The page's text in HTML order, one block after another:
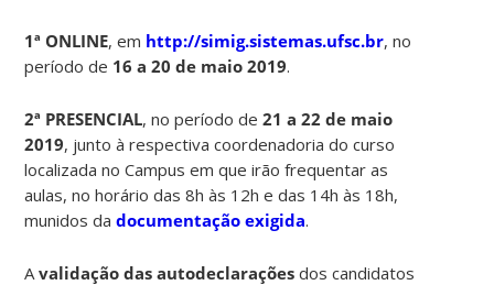
1ª ONLINE, em http://simig.sistemas.ufsc.br, no
período de 16 a 20 de maio 2019.
2ª PRESENCIAL, no período de21 a 22 de maio
2019, junto à respectiva coordenadoria do curso
localizada no Campus em que irão frequentar as
aulas, no horário das 8h às 12h e das 14h às 18h,
munidos dadocumentação exigida.
Avalidação das autodeclarações dos candidatos